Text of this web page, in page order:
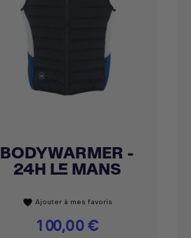
Achat express
BODYWARMER -
24H LE MANS
favorite Ajouter à mes favoris
Prix
100,00 €